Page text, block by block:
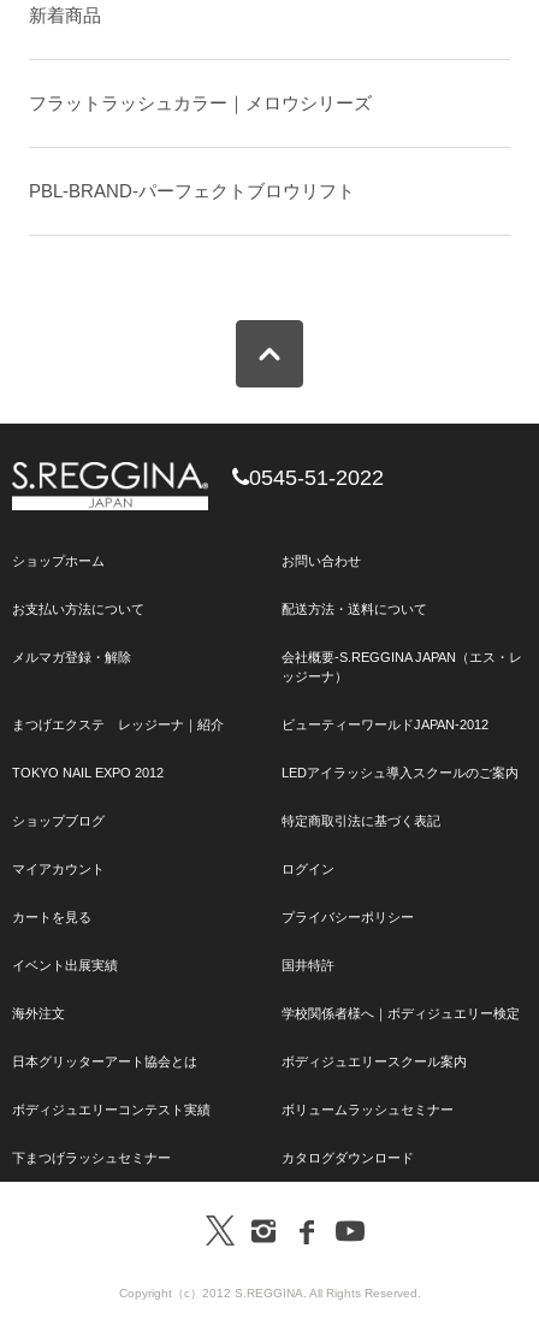
新着商品
フラットラッシュカラー｜メロウシリーズ
PBL-BRAND-パーフェクトブロウリフト
0545-51-2022
ショップホーム お問い合わせ
お支払い方法について 配送方法・送料について
メルマガ登録・解除
会社概要-S.REGGINA JAPAN（エス・レ
ッジーナ）
まつげエクステ レッジーナ｜紹介 ビューティーワールドJAPAN-2012
TOKYO NAIL EXPO 2012 LEDアイラッシュ導入スクールのご案内
ショップブログ 特定商取引法に基づく表記
マイアカウント ログイン
カートを見る プライバシーポリシー
イベント出展実績 国井特許
海外注文 学校関係者様へ｜ボディジュエリー検定
日本グリッターアート協会とは ボディジュエリースクール案内
ボディジュエリーコンテスト実績 ボリュームラッシュセミナー
下まつげラッシュセミナー カタログダウンロード
Copyright（c）2012 S.REGGINA. All Rights Reserved.